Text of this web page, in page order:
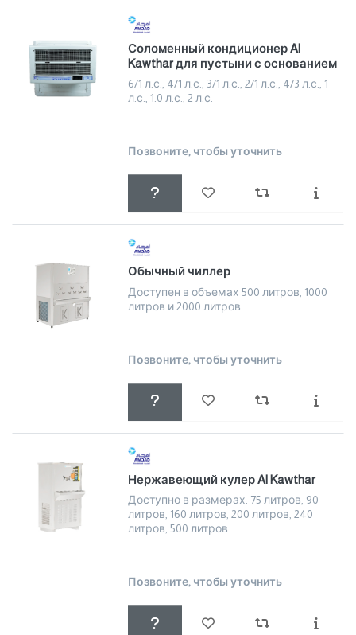
Соломенный кондиционер Al
Kawthar для пустыни с основанием
6/1 л.с., 4/1 л.с., 3/1 л.с., 2/1 л.с., 4/3 л.с., 1
л.с., 1.0 л.с., 2 л.с.
Позвоните, чтобы уточнить
Обычный чиллер
Доступен в объемах 500 литров, 1000
литров и 2000 литров
Позвоните, чтобы уточнить
Нержавеющий кулер Al Kawthar
Доступно в размерах: 75 литров, 90
литров, 160 литров, 200 литров, 240
литров, 500 литров
Позвоните, чтобы уточнить